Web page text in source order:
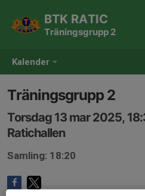
Kalender
BTK RATIC
Träningsgrupp 2
Träningsgrupp 2
Torsdag 13 mar 2025,
Ratichallen
Samling: 18:20